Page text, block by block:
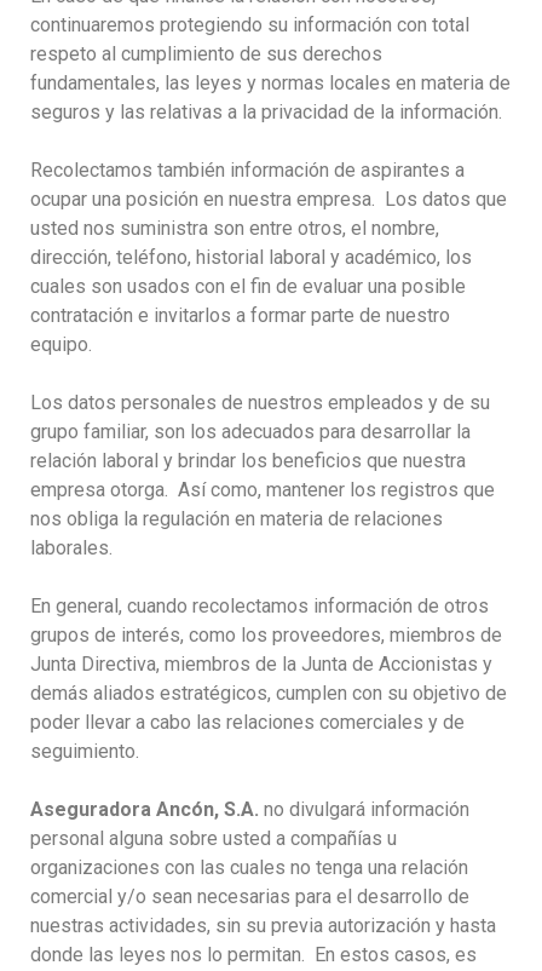
continuaremos protegiendo su información con total
respeto al cumplimiento de sus derechos
fundamentales, las leyes y normas locales en materia de
seguros y las relativas a la privacidad de la información.
Recolectamos también información de aspirantes a
ocupar una posición en nuestra empresa. Los datos que
usted nos suministra son entre otros, el nombre,
dirección, teléfono, historial laboral y académico, los
cuales son usados con el fin de evaluar una posible
contratación e invitarlos a formar parte de nuestro
equipo.
Los datos personales de nuestros empleados y de su
grupo familiar, son los adecuados para desarrollar la
relación laboral y brindar los beneficios que nuestra
empresa otorga. Así como, mantener los registros que
nos obliga la regulación en materia de relaciones
laborales.
En general, cuando recolectamos información de otros
grupos de interés, como los proveedores, miembros de
Junta Directiva, miembros de la Junta de Accionistas y
demás aliados estratégicos, cumplen con su objetivo de
poder llevar a cabo las relaciones comerciales y de
seguimiento.
Aseguradora Ancón, S.A. no divulgará información
personal alguna sobre usted a compañías u
organizaciones con las cuales no tenga una relación
comercial y/o sean necesarias para el desarrollo de
nuestras actividades, sin su previa autorización y hasta
donde las leyes nos lo permitan. En estos casos, es